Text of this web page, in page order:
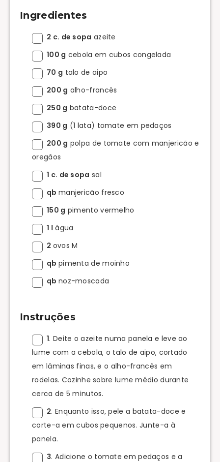
Ingredientes
2 c. de sopa azeite
100 g cebola em cubos congelada
70 g talo de aipo
200 g alho-francês
250 g batata-doce
390 g (1 lata) tomate em pedaços
200 g polpa de tomate com manjericão e
oregãos
1 c. de sopa sal
qb manjericão fresco
150 g pimento vermelho
1 l água
2 ovos M
qb pimenta de moinho
qb noz-moscada
Instruções
1. Deite o azeite numa panela e leve ao
lume com a cebola, o talo de aipo, cortado
em lâminas finas, e o alho-francês em
rodelas. Cozinhe sobre lume médio durante
cerca de 5 minutos.
2. Enquanto isso, pele a batata-doce e
corte-a em cubos pequenos. Junte-a à
panela.
3. Adicione o tomate em pedaços e a